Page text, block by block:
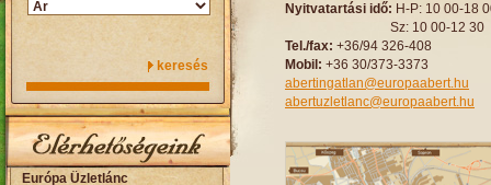
keresés
Európa Üzletlánc
Nyitvatartási idő: H-P: 10 00-18
Sz: 10 00-12 30
Tel./fax: +36/94 326-408
Mobil: +36 30/373-3373
abertingatlan@europaabert.hu
abertuzletlanc@europaabert.hu